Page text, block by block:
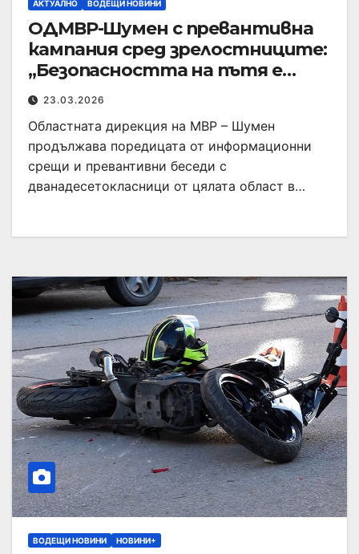
АКТУАЛНО ВОДЕЩИ НОВИНИ
ОДМВР-Шумен с превантивна
кампания сред зрелостниците:
„Безопасността на пътя е
споделена отговорност“
23.03.2026
Областната дирекция на МВР – Шумен
продължава поредицата от информационни
срещи и превантивни беседи с
дванадесетокласници от цялата област в…
ВОДЕЩИ НОВИНИ НОВИНИ+